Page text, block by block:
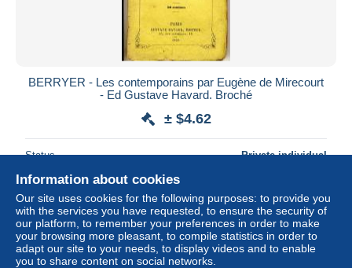
BERRYER - Les contemporains par Eugène de Mirecourt
- Ed Gustave Havard. Broché
± $4.62
Status Private individual
New
Information about cookies
Our site uses cookies for the following purposes: to provide you
with the services you have requested, to ensure the security of
our platform, to remember your preferences in order to make
your browsing more pleasant, to compile statistics in order to
adapt our site to your needs, to display videos and to enable
you to share content on social networks.